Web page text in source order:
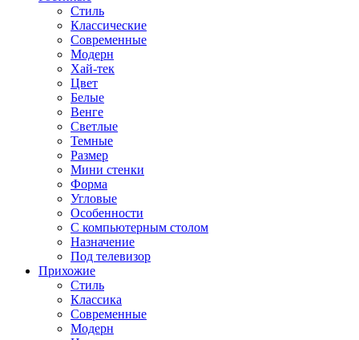
Стиль
Классические
Современные
Модерн
Хай-тек
Цвет
Белые
Венге
Светлые
Темные
Размер
Мини стенки
Форма
Угловые
Особенности
С компьютерным столом
Назначение
Под телевизор
Прихожие
Стиль
Классика
Современные
Модерн